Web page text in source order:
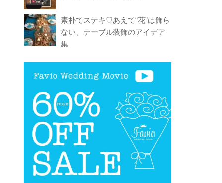
素朴でステキ♡あえて“花”は飾ら
ない、テーブル装飾のアイデア
集